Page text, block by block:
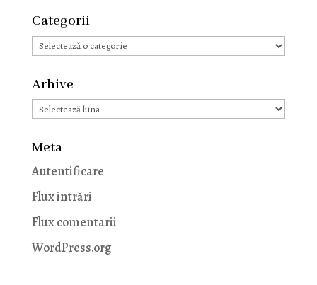
Categorii
Categorii
Arhive
Arhive
Meta
Autentificare
Flux intrări
Flux comentarii
WordPress.org